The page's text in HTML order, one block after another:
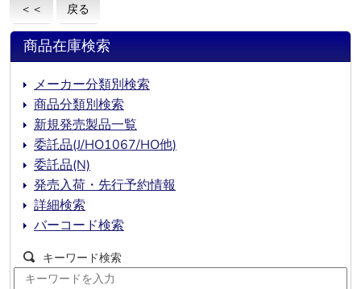
＜＜ 戻る
商品在庫検索
メーカー分類別検索
商品分類別検索
新規発売製品一覧
委託品(J/HO1067/HO他)
委託品(N)
発売入荷・先行予約情報
詳細検索
バーコード検索
キーワード検索